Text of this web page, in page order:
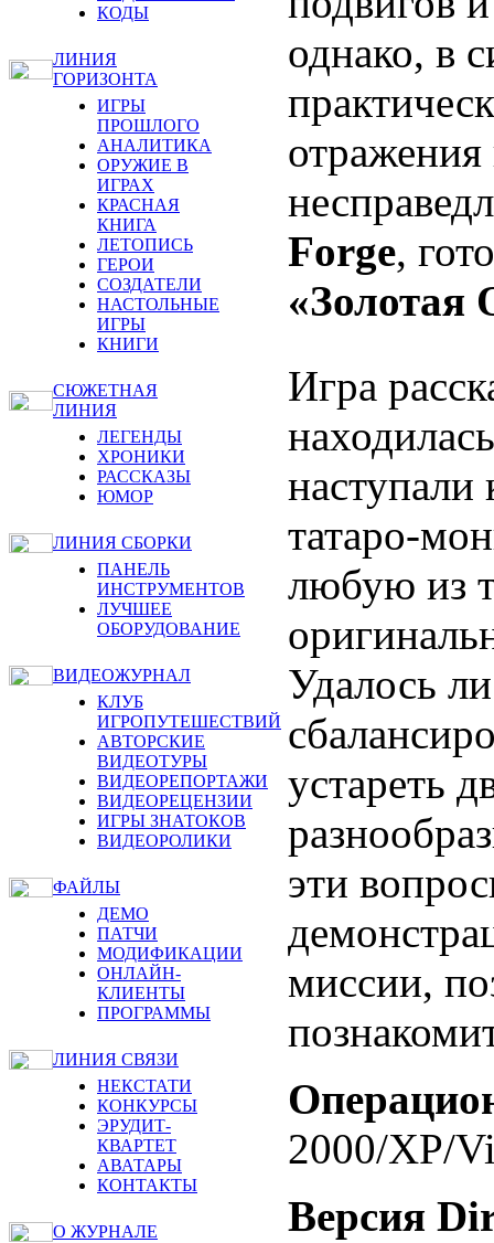
КОДЫ
ЛИНИЯ
ГОРИЗОНТА
ИГРЫ
ПРОШЛОГО
АНАЛИТИКА
ОРУЖИЕ В
ИГРАХ
КРАСНАЯ
КНИГА
ЛЕТОПИСЬ
ГЕРОИ
СОЗДАТЕЛИ
НАСТОЛЬНЫЕ
ИГРЫ
КНИГИ
СЮЖЕТНАЯ
ЛИНИЯ
ЛЕГЕНДЫ
ХРОНИКИ
РАССКАЗЫ
ЮМОР
ЛИНИЯ СБОРКИ
ПАНЕЛЬ
ИНСТРУМЕНТОВ
ЛУЧШЕЕ
ОБОРУДОВАНИЕ
ВИДЕОЖУРНАЛ
КЛУБ
ИГРОПУТЕШЕСТВИЙ
АВТОРСКИЕ
ВИДЕОТУРЫ
ВИДЕОРЕПОРТАЖИ
ВИДЕОРЕЦЕНЗИИ
ИГРЫ ЗНАТОКОВ
ВИДЕОРОЛИКИ
ФАЙЛЫ
ДЕМО
ПАТЧИ
МОДИФИКАЦИИ
ОНЛАЙН-
КЛИЕНТЫ
ПРОГРАММЫ
ЛИНИЯ СВЯЗИ
НЕКСТАТИ
КОНКУРСЫ
ЭРУДИТ-
КВАРТЕТ
АВАТАРЫ
КОНТАКТЫ
О ЖУРНАЛЕ
однако, в
Forge,
«Золотая
Игра
татаро-
любую из
Удалось
устареть
эти
миссии,
2000/XP/
Версия